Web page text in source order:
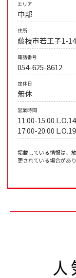
エリア
中部
住所
藤枝市若王子1-
電話番号
054-625-8612
定休日
無休
営業時間
11:00-15:00
17:00-20:00
掲載している情報は、
更されている場合があり